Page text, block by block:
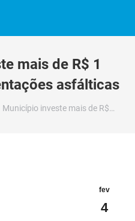
mais de R$ 1
asfálticas
Município investe mais de R$…
fev
4